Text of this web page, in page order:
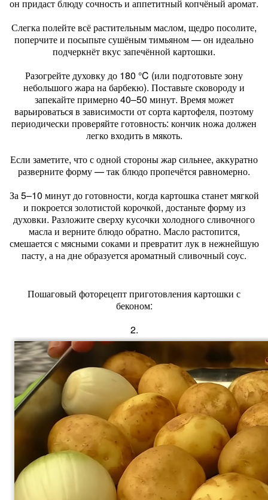
он придаст блюду сочность и аппетитный копчёный аромат.
Слегка полейте всё растительным маслом, щедро посолите,
поперчите и посыпьте сушёным тимьяном — он идеально
подчеркнёт вкус запечённой картошки.
Разогрейте духовку до 180 °C (или подготовьте зону
небольшого жара на барбекю). Поставьте сковороду и
запекайте примерно 40–50 минут. Время может
варьироваться в зависимости от сорта картофеля, поэтому
периодически проверяйте готовность: кончик ножа должен
легко входить в мякоть.
Если заметите, что с одной стороны жар сильнее, аккуратно
разверните форму — так блюдо пропечётся равномерно.
За 5–10 минут до готовности, когда картошка станет мягкой
и покроется золотистой корочкой, достаньте форму из
духовки. Разложите сверху кусочки холодного сливочного
масла и верните блюдо обратно. Масло растопится,
смешается с мясными соками и превратит лук в нежнейшую
пасту, а на дне образуется ароматный сливочный соус.
Пошаговый фоторецепт приготовления картошки с
беконом:
2.